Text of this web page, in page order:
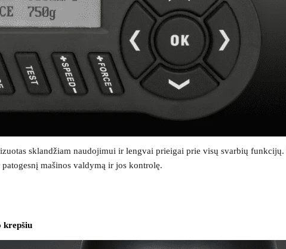
sklandžiam naudojimui ir lengvai prieigai prie visų svarbių funkcijų.
mašinos valdymą ir jos kontrolę.
krepšiu